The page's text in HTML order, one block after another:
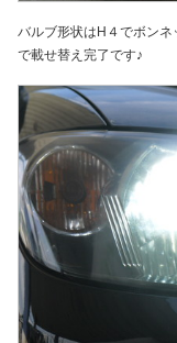
バルブ形状はH４でボン
で載せ替え完了です♪